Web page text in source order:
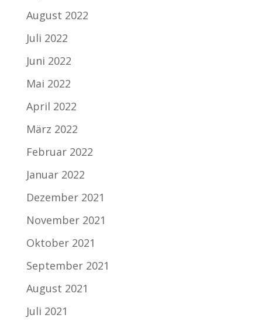
August 2022
Juli 2022
Juni 2022
Mai 2022
April 2022
März 2022
Februar 2022
Januar 2022
Dezember 2021
November 2021
Oktober 2021
September 2021
August 2021
Juli 2021